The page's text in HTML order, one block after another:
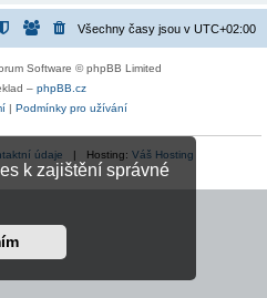
k zajištění správné
Všechny časy jsou v UTC+02:00
Software © phpBB Limited
– phpBB.cz
| Podmínky pro užívání
údaje | Hosting: Váš Hosting